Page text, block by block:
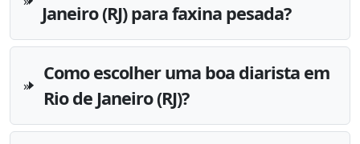
Janeiro (RJ) para faxina pesada?
Como escolher uma boa diarista em
Rio de Janeiro (RJ)?